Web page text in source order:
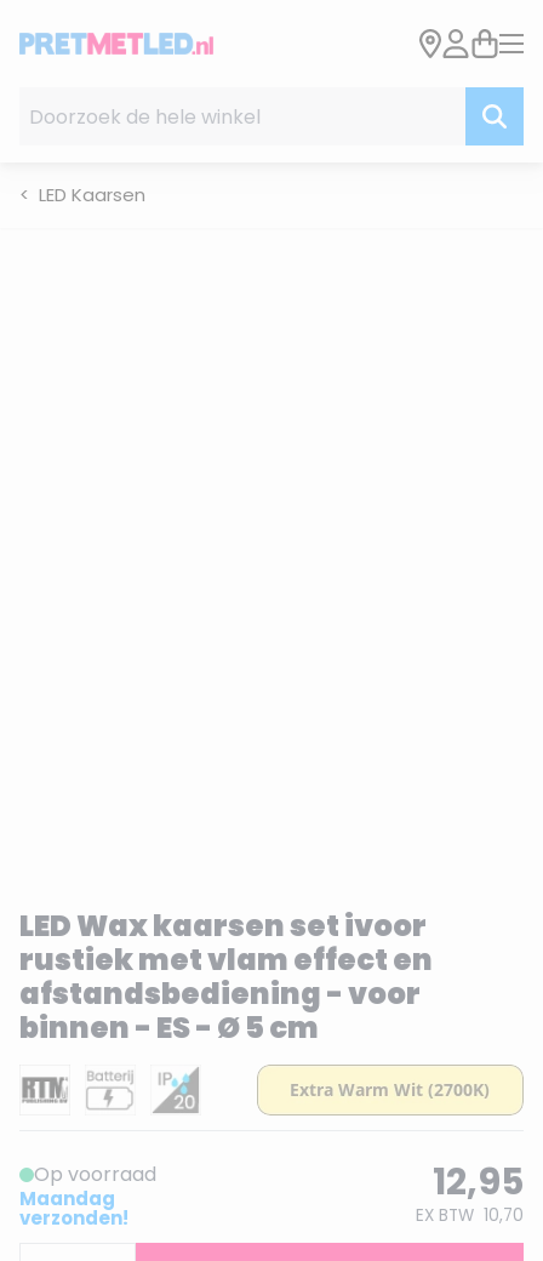
LED Kaarsen
LED Wax kaarsen set ivoor
rustiek met vlam effect en
afstandsbediening - voor
binnen - ES - Ø 5 cm
Op voorraad
Maandag
verzonden!
12,95
EX BTW 10,70